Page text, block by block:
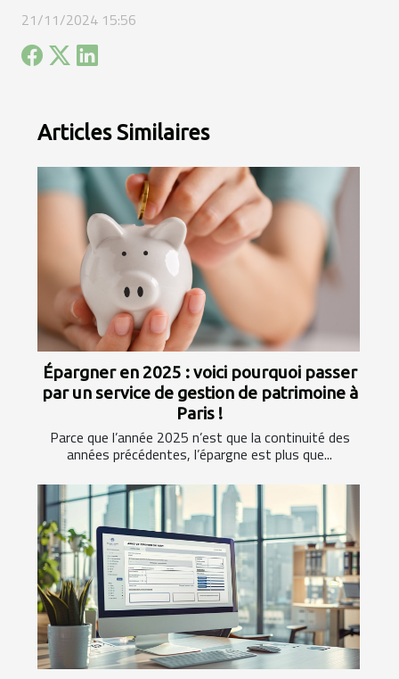
21/11/2024 15:56
Articles Similaires
Épargner en 2025 : voici pourquoi passer
par un service de gestion de patrimoine à
Paris !
Parce que l’année 2025 n’est que la continuité des
années précédentes, l’épargne est plus que...